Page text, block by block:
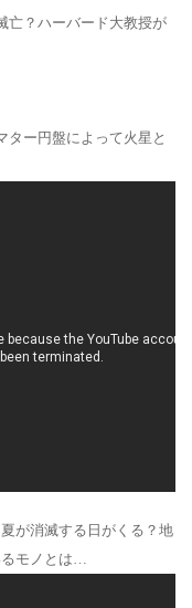
亡？ハーバード大教授が
ター円盤によって火星と
が消滅する日がくる？地
るモノとは…